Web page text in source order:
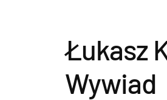
Łukasz
Wywiad